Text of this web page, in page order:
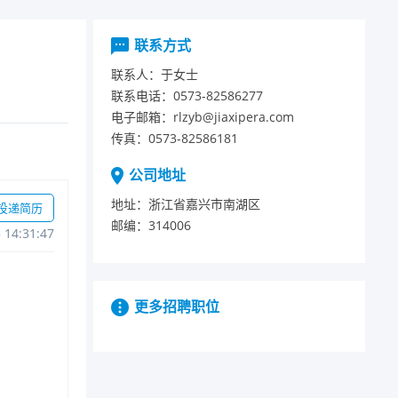
递简历
联系方式
联系人： 于女士
联系电话： 0573-82586277
电子邮箱： rlzyb@jiaxipera.com
传真： 0573-82586181
公司地址
地址： 浙江省嘉兴市南湖区
邮编： 314006
更多招聘职位